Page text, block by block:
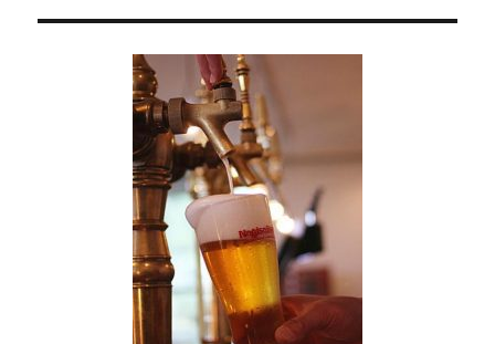
南
紀
白
浜
ト
ラ
イ
ア
ス
ロ
ン
大
会」
に
の